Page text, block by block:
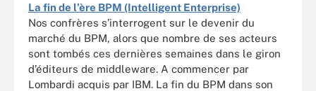
La fin de l’ère BPM (Intelligent Enterprise)
Nos confrères s’interrogent sur le devenir du
marché du BPM, alors que nombre de ses acteurs
sont tombés ces dernières semaines dans le giron
d’éditeurs de middleware. A commencer par
Lombardi acquis par IBM. La fin du BPM dans son